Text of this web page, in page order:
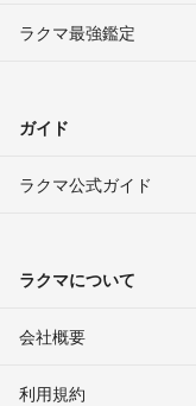
ラクマ最強鑑定
ガイド
ラクマ公式ガイド
ラクマについて
会社概要
利用規約